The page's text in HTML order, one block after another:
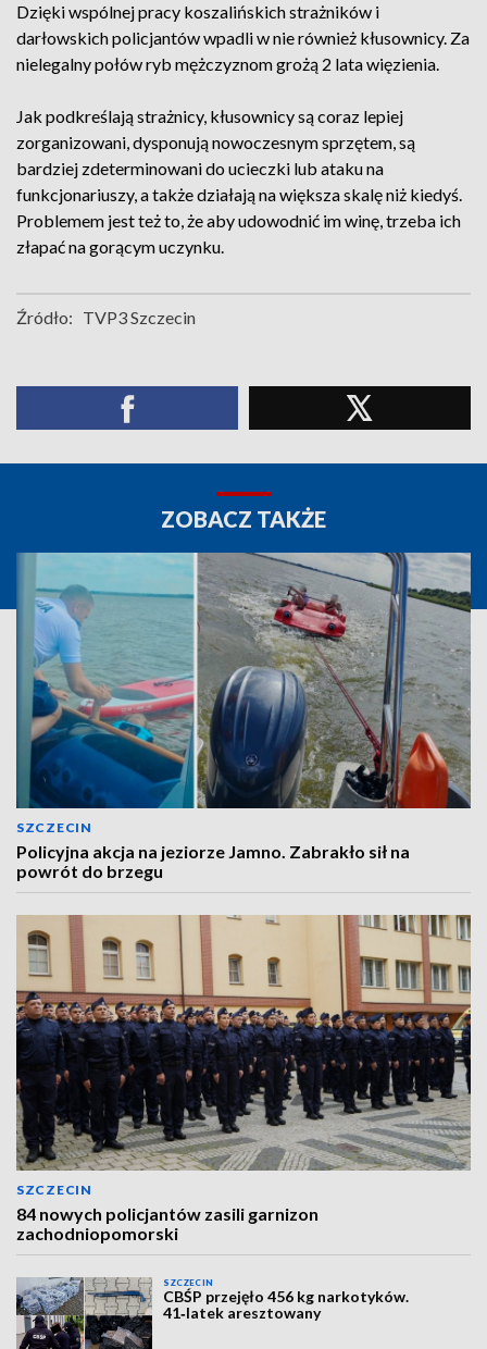
Dzięki wspólnej pracy koszalińskich strażników i
darłowskich policjantów wpadli w nie również kłusownicy. Za
nielegalny połów ryb mężczyznom grożą 2 lata więzienia.
Jak podkreślają strażnicy, kłusownicy są coraz lepiej
zorganizowani, dysponują nowoczesnym sprzętem, są
bardziej zdeterminowani do ucieczki lub ataku na
funkcjonariuszy, a także działają na większa skalę niż kiedyś.
Problemem jest też to, że aby udowodnić im winę, trzeba ich
złapać na gorącym uczynku.
Źródło: TVP3 Szczecin
ZOBACZ TAKŻE
SZCZECIN
Policyjna akcja na jeziorze Jamno. Zabrakło sił na
powrót do brzegu
SZCZECIN
84 nowych policjantów zasili garnizon
zachodniopomorski
SZCZECIN
CBŚP przejęło 456 kg narkotyków.
41‑latek aresztowany